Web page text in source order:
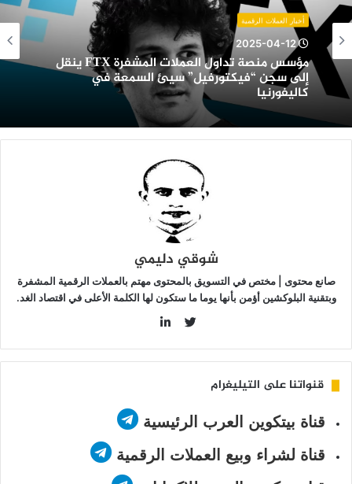
العملات
المشفرة
FTX
ينقل
إلى
سجن
سيئ
السمعة
أخبار العملات الرقمية
2025-04-12
مؤسس منصة تداول العملات المشفرة FTX ينقل
إلى سجن “فيكتورفيل” سيئ السمعة في
كاليفورنيا
شوقي دليمي
صانع محتوى | مختص في التسويق بالمحتوى مهتم بالعملات الرقمية المشفرة
وبتقنية البلوكشين أؤمن بأنها يوما ما ستكون لها الكلمة الأعلى في اقتصاد الغد.
قنواتنا على التيليغرام
قناة بيتكوين العرب الرئيسية
قناة لشراء وبيع العملات الرقمية